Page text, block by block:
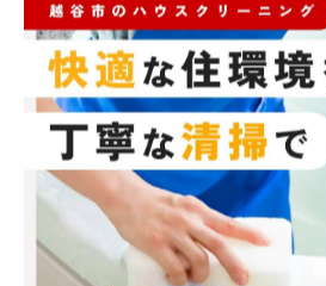
< 前のページ 一覧に戻る
カテゴリー